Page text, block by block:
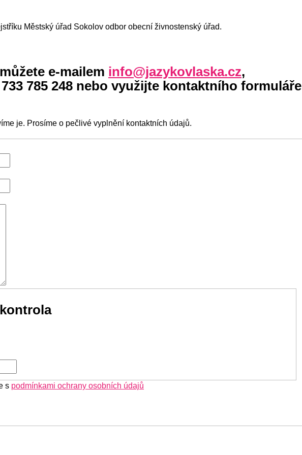
Městský úřad Sokolov odbor obecní živnostenský úřad.
e-mailem info@jazykovlaska.cz,
785 248 nebo využijte kontaktního formuláře
je. Prosíme o pečlivé vyplnění kontaktních údajů.
s podmínkami ochrany osobních údajů